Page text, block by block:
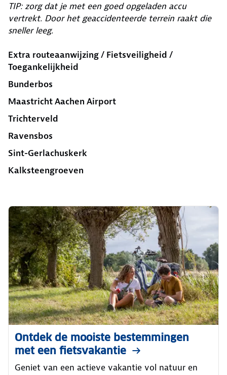
TIP: zorg dat je met een goed opgeladen accu
vertrekt. Door het geaccidenteerde terrein raakt die
sneller leeg.
Extra routeaanwijzing / Fietsveiligheid /
Toegankelijkheid
Bun­derbos
Maastricht Aachen Airport
Trichterveld
Ravensbos
Sint-Gerlachuskerk
Kalksteengroeven
Ontdek de mooiste bestemmingen
met een fietsvakantie
Geniet van een actieve vakantie vol natuur en